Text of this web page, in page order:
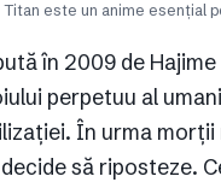
este un anime esențial
în 2009 de
perpetuu al
În urma morții
să riposteze.